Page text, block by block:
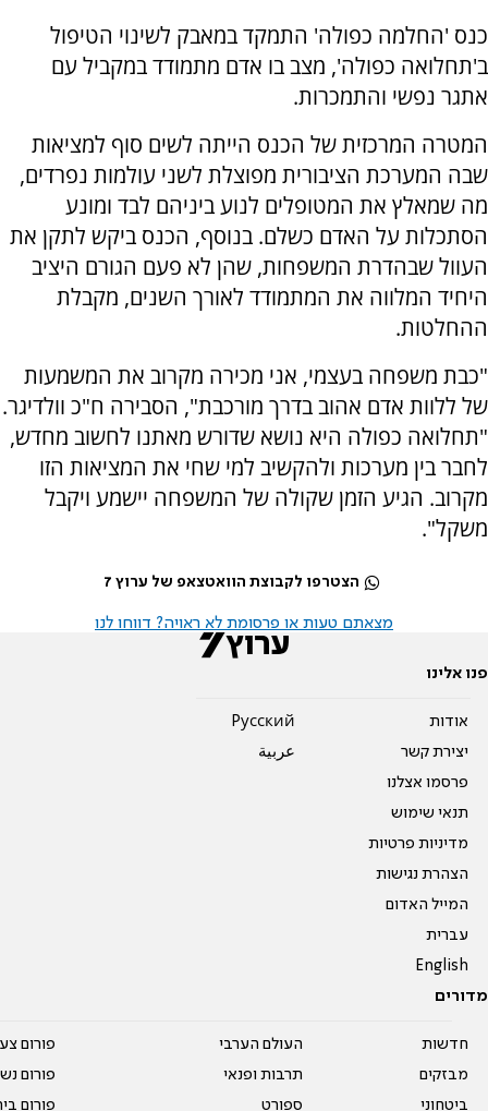
כנס 'החלמה כפולה' התמקד במאבק לשינוי הטיפול
ב'תחלואה כפולה', מצב בו אדם מתמודד במקביל עם
אתגר נפשי והתמכרות.
המטרה המרכזית של הכנס הייתה לשים סוף למציאות
שבה המערכת הציבורית מפוצלת לשני עולמות נפרדים,
מה שמאלץ את המטופלים לנוע ביניהם לבד ומונע
הסתכלות על האדם כשלם. בנוסף, הכנס ביקש לתקן את
העוול שבהדרת המשפחות, שהן לא פעם הגורם היציב
היחיד המלווה את המתמודד לאורך השנים, מקבלת
ההחלטות.
"כבת משפחה בעצמי, אני מכירה מקרוב את המשמעות
של ללוות אדם אהוב בדרך מורכבת", הסבירה ח"כ וולדיגר.
"תחלואה כפולה היא נושא שדורש מאתנו לחשוב מחדש,
לחבר בין מערכות ולהקשיב למי שחי את המציאות הזו
מקרוב. הגיע הזמן שקולה של המשפחה יישמע ויקבל
משקל".
הצטרפו לקבוצת הוואטצאפ של ערוץ 7
מצאתם טעות או פרסומת לא ראויה? דווחו לנו
פנו אלינו
אודות
יצירת קשר
פרסמו אצלנו
תנאי שימוש
מדיניות פרטיות
הצהרת נגישות
המייל האדום
עברית
English
Pусский
عربية
מדורים
חדשות
מבזקים
ביטחוני
העולם הערבי
תרבות ופנאי
ספורט
פורום
פורום
פורום